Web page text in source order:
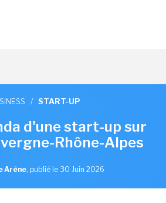
/ START-UP
d'une start-up sur
Rhône-Alpes
Arène, publié le 30 Juin 2026